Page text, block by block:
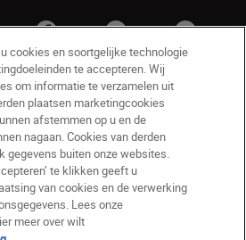
Privacyverklaring
cookies en soortgelijke technologie
te accepteren. Wij
om informatie te verzamelen uit
plaatsen marketingcookies
afstemmen op u en de
nagaan. Cookies van derden
gegevens buiten onze websites.
te klikken geeft u
van cookies en de verwerking
Lees onze
meer over wilt